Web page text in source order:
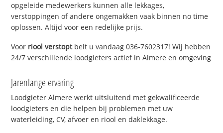
opgeleide medewerkers kunnen alle lekkages,
verstoppingen of andere ongemakken vaak binnen no time
oplossen. Altijd voor een redelijke prijs.
Voor riool verstoptbelt u vandaag 036-7602317! Wij hebben
24/7 verschillende loodgieters actief in Almere en omgeving
Jarenlange ervaring
Loodgieter Almere werkt uitsluitend met gekwalificeerde
loodgieters en die helpen bij problemen met uw
waterleiding, CV, afvoer en riool en daklekkage.